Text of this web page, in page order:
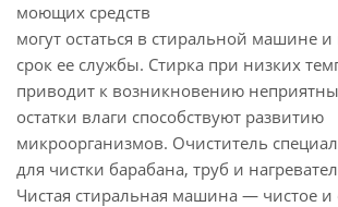
моющих средств
могут остаться в стиральной машине
срок ее службы. Стирка при низких
приводит к возникновению
остатки влаги способствуют развитию
микроорганизмов. Очиститель
для чистки барабана, труб и
Чистая стиральная машина — чистое и